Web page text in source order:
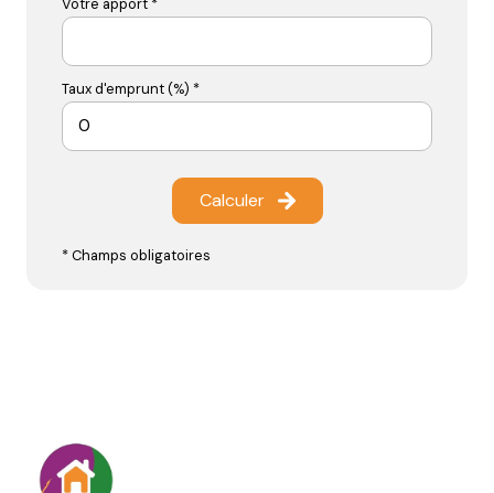
Taux d'emprunt (%) *
Calculer
* Champs obligatoires